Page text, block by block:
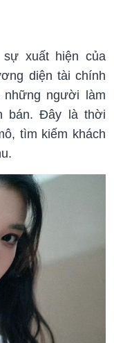
xuất hiện của
diện tài chính
người làm
bán. Đây là thời
tìm kiếm khách